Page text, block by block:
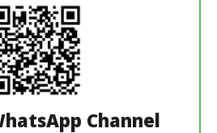
Channel